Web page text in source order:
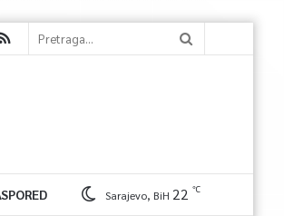
Sarajevo, BiH 22 ℃